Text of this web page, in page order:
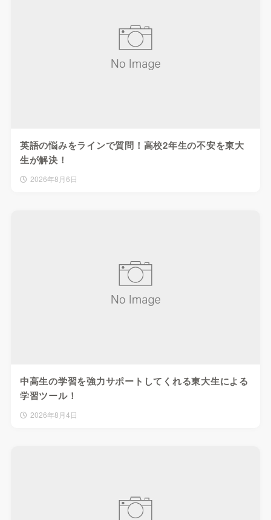
英語の悩みをラインで質問！高校2年生の不安を東大
生が解決！
2026年8月6日
中高生の学習を強力サポートしてくれる東大生による
学習ツール！
2026年8月4日